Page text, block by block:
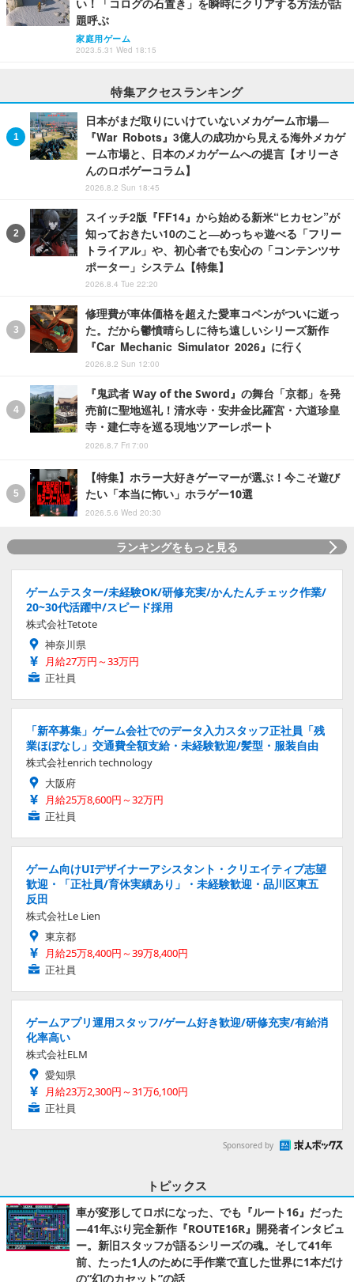
い！「コログの石置き」を瞬時にクリアする方法が話
題呼ぶ
家庭用ゲーム
2023.5.31 Wed 18:15
特集アクセスランキング
日本がまだ取りにいけていないメカゲーム市場―
『War Robots』3億人の成功から見える海外メカゲ
ーム市場と、日本のメカゲームへの提言【オリーさ
んのロボゲーコラム】
2026.8.2 Sun 18:45
スイッチ2版『FF14』から始める新米“ヒカセン”が
知っておきたい10のこと―めっちゃ遊べる「フリー
トライアル」や、初心者でも安心の「コンテンツサ
ポーター」システム【特集】
2026.8.4 Tue 22:20
修理費が車体価格を超えた愛車コペンがついに逝っ
た。だから鬱憤晴らしに待ち遠しいシリーズ新作
『Car Mechanic Simulator 2026』に行く
2026.8.2 Sun 12:00
『鬼武者 Way of the Sword』の舞台「京都」を発
売前に聖地巡礼！清水寺・安井金比羅宮・六道珍皇
寺・建仁寺を巡る現地ツアーレポート
2026.8.7 Fri 7:00
【特集】ホラー大好きゲーマーが選ぶ！今こそ遊び
たい「本当に怖い」ホラゲー10選
2026.5.6 Wed 20:30
ランキングをもっと見る
ゲームテスター/未経験OK/研修充実/かんたんチェック作業/
20~30代活躍中/スピード採用
株式会社Tetote
神奈川県
月給27万円～33万円
正社員
「新卒募集」ゲーム会社でのデータ入力スタッフ正社員「残
業ほぼなし」交通費全額支給・未経験歓迎/髪型・服装自由
株式会社enrich technology
大阪府
月給25万8,600円～32万円
正社員
ゲーム向けUIデザイナーアシスタント・クリエイティブ志望
歓迎・「正社員/育休実績あり」・未経験歓迎・品川区東五
反田
株式会社Le Lien
東京都
月給25万8,400円～39万8,400円
正社員
ゲームアプリ運用スタッフ/ゲーム好き歓迎/研修充実/有給消
化率高い
株式会社ELM
愛知県
月給23万2,300円～31万6,100円
正社員
Sponsored by
トピックス
車が変形してロボになった、でも『ルート16』だった
―41年ぶり完全新作『ROUTE16R』開発者インタビュ
ー。新旧スタッフが語るシリーズの魂。そして41年
前、たった1人のために手作業で直した世界に1本だけ
の“幻のカセット”の話